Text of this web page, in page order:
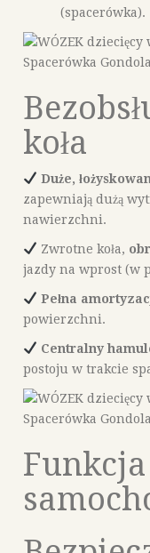
(spacerówka).
koła
Duże,
zapewniają dużą
nawierzchni.
Zwrotne koła,
jazdy na wprost (w
Pełna
powierzchni.
Centralny
postoju w trakcie